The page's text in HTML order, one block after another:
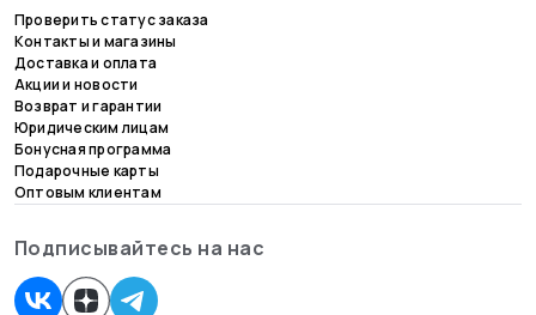
Проверить статус заказа
Контакты и магазины
Доставка и оплата
Акции и новости
Возврат и гарантии
Юридическим лицам
Бонусная программа
Подарочные карты
Оптовым клиентам
Подписывайтесь на нас